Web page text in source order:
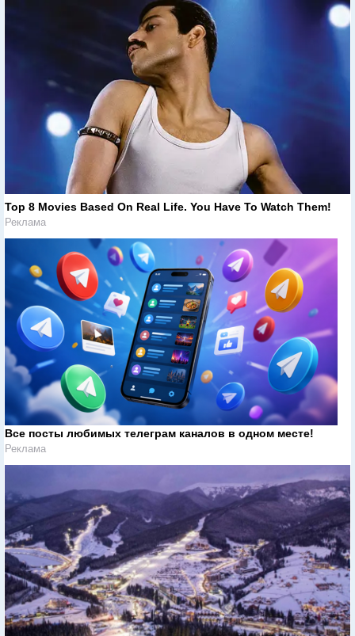
Top 8 Movies Based On Real Life. You Have To Watch Them!
Реклама
Все посты любимых телеграм каналов в одном месте!
Реклама